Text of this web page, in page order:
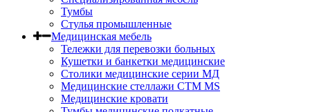
Тумбы
Стулья промышленные
Медицинская мебель
Тележки для перевозки больных
Кушетки и банкетки медицинские
Столики медицинские серии МД
Медицинские стеллажи СТМ MS
Медицинские кровати